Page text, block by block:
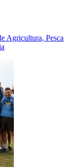
Agricultura, Pesca